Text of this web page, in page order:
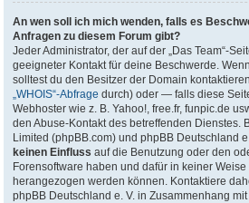
An wen soll ich mich wenden, falls es
Anfragen zu diesem Forum gibt?
Jeder Administrator, der auf der „Das Team“-
geeigneter Kontakt für deine Beschwerde.
solltest du den Besitzer der Domain
„WHOIS“-Abfrage durch) oder — falls diese
Webhoster wie z. B. Yahoo!, free.fr, funpic.de
den Abuse-Kontakt des betreffenden Dienstes.
Limited (phpBB.com) und phpBB Deutschland
keinen Einfluss auf die Benutzung oder den
Forensoftware haben und dafür in keiner
herangezogen werden können. Kontaktiere
phpBB Deutschland e. V. in Zusammenhang